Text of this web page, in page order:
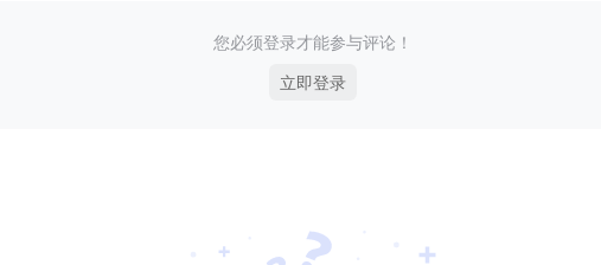
您必须登录才能参与评论！
立即登录